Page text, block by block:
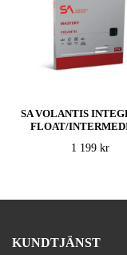
SA VOLANTIS
FLOAT/
1 199 kr
KUNDTJÄNST